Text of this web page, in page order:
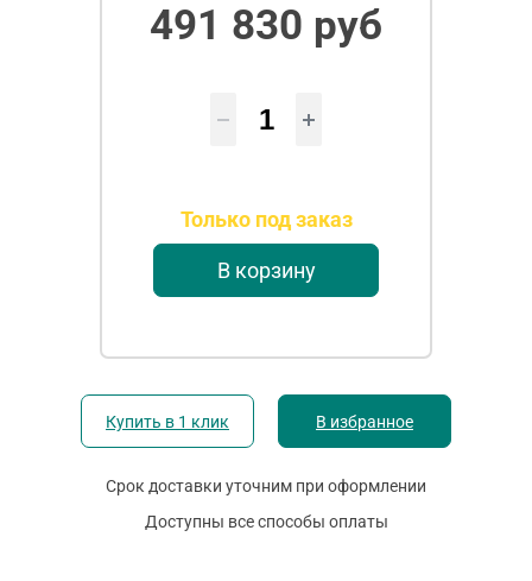
491 830 руб
Только под заказ
В корзину
Купить в 1 клик В избранное
Срок доставки уточним при оформлении
Доступны все способы оплаты